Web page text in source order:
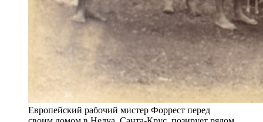
Европейский рабочий мистер Форрест перед